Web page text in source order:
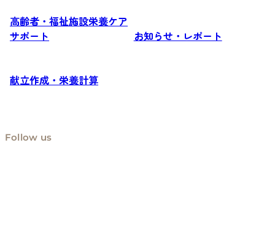
高齢者・福祉施設栄養ケア
サポート
献立作成・栄養計算
お知らせ・レポート
Follow us